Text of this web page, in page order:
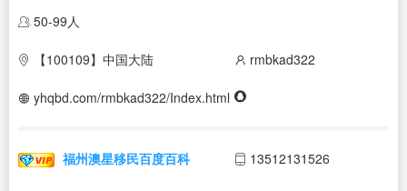
50-99人
【100109】中国大陆 rmbkad322
yhqbd.com/rmbkad322/Index.html
福州澳星移民百度百科 13512131526